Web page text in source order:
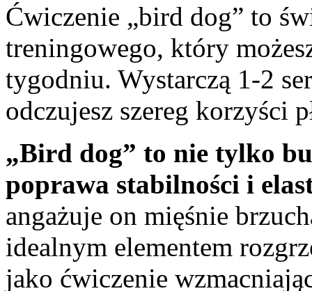
Ćwiczenie „bird dog” to
treningowego, który
tygodniu. Wystarczą 1-2
odczujesz szereg korzyści
„Bird dog” to nie tylko
poprawa stabilności i
angażuje on mięśnie
idealnym elementem
jako ćwiczenie